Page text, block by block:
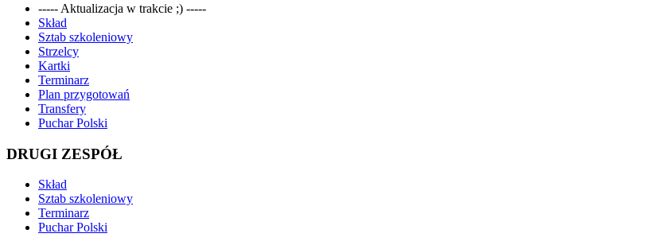
----- Aktualizacja w trakcie ;) -----
Skład
Sztab szkoleniowy
Strzelcy
Kartki
Terminarz
Plan przygotowań
Transfery
Puchar Polski
DRUGI ZESPÓŁ
Skład
Sztab szkoleniowy
Terminarz
Puchar Polski